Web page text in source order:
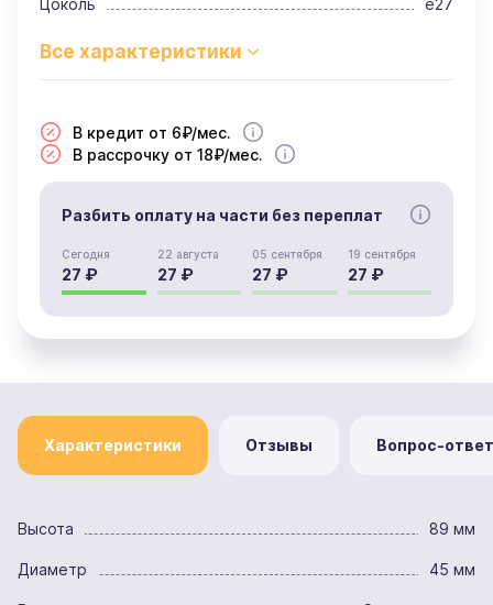
Цоколь
e27
В кредит от 6₽/мес.
В рассрочку от 18₽/мес.
Разбить оплату на части без переплат
Сегодня
27 ₽
22 августа
27 ₽
05 сентября
27 ₽
19 сентября
27 ₽
Характеристики Отзывы Вопрос-ответ
Высота 89 мм
Диаметр 45 мм